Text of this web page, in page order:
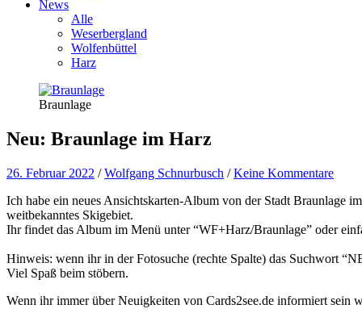
News
Alle
Weserbergland
Wolfenbüttel
Harz
Braunlage
Neu: Braunlage im Harz
26. Februar 2022 /Wolfgang Schnurbusch /Keine Kommentare
Ich habe ein neues Ansichtskarten-Album von der Stadt Braunlage
weitbekanntes Skigebiet.
Ihr findet das Album im Menü unter “WF+Harz/Braunlage” oder
Hinweis: wenn ihr in der Fotosuche (rechte Spalte) das Suchwort
Viel Spaß beim stöbern.
Wenn ihr immer über Neuigkeiten von Cards2see.de informiert sein